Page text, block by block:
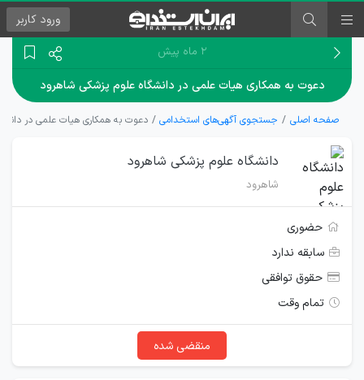
ورود کاربر
۲ ماه پیش
دعوت به همکاری هیات علمی در دانشگاه علوم پزشکی شاهرود
صفحه اصلی جستجوی آگهی‌های استخدامی دعوت به همکاری هیات علمی در
دانشگاه علوم پزشکی شاهرود
شاهرود
حضوری
سابقه ندارد
حقوق توافقی
تمام وقت
منقضی شده